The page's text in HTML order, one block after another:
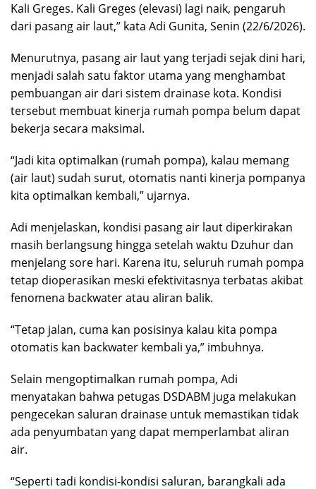
Kali Greges. Kali Greges (elevasi) lagi naik, pengaruh
dari pasang air laut,” kata Adi Gunita, Senin (22/6/2026).
Menurutnya, pasang air laut yang terjadi sejak dini hari,
menjadi salah satu faktor utama yang menghambat
pembuangan air dari sistem drainase kota. Kondisi
tersebut membuat kinerja rumah pompa belum dapat
bekerja secara maksimal.
“Jadi kita optimalkan (rumah pompa), kalau memang
(air laut) sudah surut, otomatis nanti kinerja pompanya
kita optimalkan kembali,” ujarnya.
Adi menjelaskan, kondisi pasang air laut diperkirakan
masih berlangsung hingga setelah waktu Dzuhur dan
menjelang sore hari. Karena itu, seluruh rumah pompa
tetap dioperasikan meski efektivitasnya terbatas akibat
fenomena backwater atau aliran balik.
“Tetap jalan, cuma kan posisinya kalau kita pompa
otomatis kan backwater kembali ya,” imbuhnya.
Selain mengoptimalkan rumah pompa, Adi
menyatakan bahwa petugas DSDABM juga melakukan
pengecekan saluran drainase untuk memastikan tidak
ada penyumbatan yang dapat memperlambat aliran
air.
“Seperti tadi kondisi-kondisi saluran, barangkali ada